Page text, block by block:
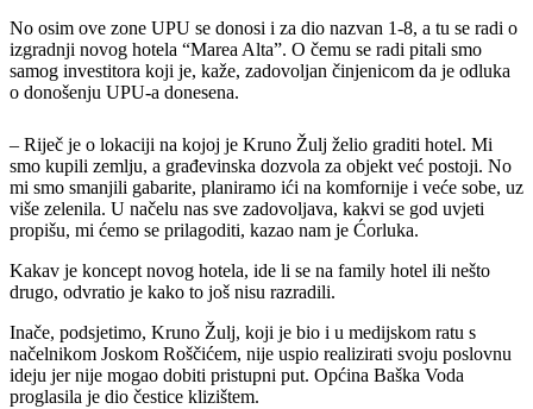
No osim ove zone UPU se donosi i za dio nazvan 1-8, a tu se radi o
izgradnji novog hotela “Marea Alta”. O čemu se radi pitali smo
samog investitora koji je, kaže, zadovoljan činjenicom da je odluka
o donošenju UPU-a donesena.
– Riječ je o lokaciji na kojoj je Kruno Žulj želio graditi hotel. Mi
smo kupili zemlju, a građevinska dozvola za objekt već postoji. No
mi smo smanjili gabarite, planiramo ići na komfornije i veće sobe, uz
više zelenila. U načelu nas sve zadovoljava, kakvi se god uvjeti
propišu, mi ćemo se prilagoditi, kazao nam je Ćorluka.
Kakav je koncept novog hotela, ide li se na family hotel ili nešto
drugo, odvratio je kako to još nisu razradili.
Inače, podsjetimo, Kruno Žulj, koji je bio i u medijskom ratu s
načelnikom Joskom Roščićem, nije uspio realizirati svoju poslovnu
ideju jer nije mogao dobiti pristupni put. Općina Baška Voda
proglasila je dio čestice klizištem.